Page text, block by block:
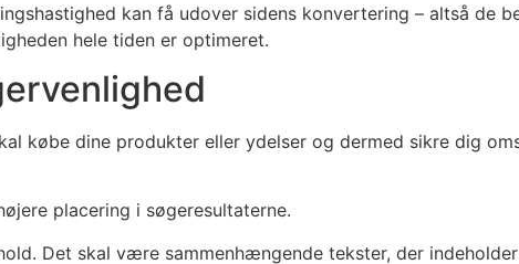
kan få udover sidens konvertering – altså de
hele tiden er optimeret.
købe dine produkter eller ydelser og dermed sikre dig
placering i søgeresultaterne.
Det skal være sammenhængende tekster, der